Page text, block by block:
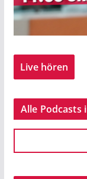
Live hören
Alle Podcasts